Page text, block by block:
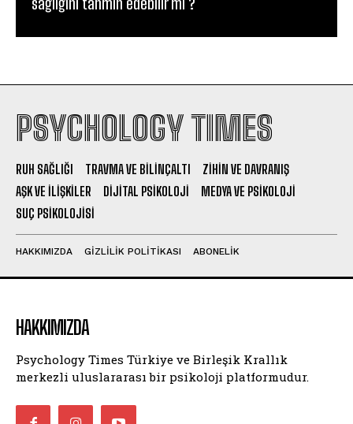
PSYCHOLOGY TIMES
RUH SAĞLIĞI TRAVMA VE BILINÇALTI
ZIHIN VE DAVRANIŞ
AŞK VE İLIŞKILER
DIJITAL PSIKOLOJI
MEDYA VE PSIKOLOJI
SUÇ PSIKOLOJISI
HAKKIMIZDA GIZLILIK POLITIKASI ABONELIK
HAKKIMIZDA
Psychology Times Türkiye ve Birleşik Krallık
merkezli uluslararası bir psikoloji platformudur.